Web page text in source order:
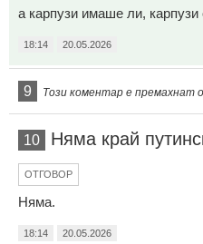
а карпузи имаше ли, карпузи
18:14 20.05.2026
9 Този коментар е премахнат
10 Няма край
ОТГОВОР
Няма.
18:14 20.05.2026